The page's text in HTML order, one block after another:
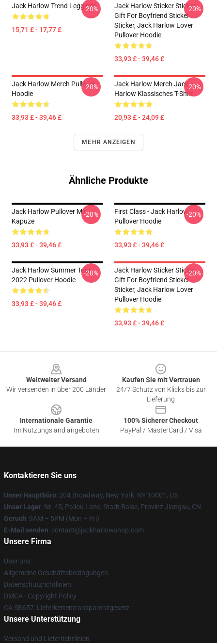
Jack Harlow Trend Leggings
15,71 £ - 17,77 £
-20%
Jack Harlow Sticker Sticker,
Gift For Boyfriend Sticker
Sticker, Jack Harlow Lover
Pullover Hoodie
33,93 £ - 39,46 £
-20%
Jack Harlow Merch Pullover
Hoodie
33,93 £ - 39,46 £
-20%
Jack Harlow Merch Jack
Harlow Klassisches T-Shirt
20,93 £ - 24,09 £
-20%
MEHR ANZEIGEN
Ähnliche Produkte
Jack Harlow Pullover Mit
Kapuze
33,93 £ - 39,46 £
-20%
First Class - Jack Harlow
Pullover Hoodie
33,93 £ - 39,46 £
-20%
Jack Harlow Summer Tour
2022 Pullover Hoodie
33,93 £ - 39,46 £
-20%
Jack Harlow Sticker Sticker,
Gift For Boyfriend Sticker
Sticker, Jack Harlow Lover
Pullover Hoodie
33,93 £ - 39,46 £
-20%
Weltweiter Versand
Wir versenden in über 200 Länder
Kaufen Sie mit Vertrauen
24/7 Schutz von Klicks bis zur
Lieferung
Internationale Garantie
Im Nutzungsland angeboten
100% Sicherer Checkout
PayPal / MasterCard / Visa
Kontaktieren Sie uns
Unser Hauptbüro: 204 Broadway, New York, NY 10001, US
Unser Lager: Nr. 45, Pailou Lane, Stadt Baise, Provinz Jiangsu, CN
Geruch: 9AM – 5PM (Mon – Fri)
E-Mail senden: contact@jackharlowshop.com
Unsere Firma
Über uns
Allgemeine Geschäftsbedingungen
Datenschutzrichtlinien
DMCA - Copyright Policy
CA SB657: Lieferkettentransparenzgesetz
Unsere Unterstützung
Versand und Lieferrichtlinien